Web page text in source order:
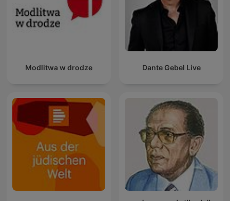
Modlitwa w drodze Dante Gebel Live